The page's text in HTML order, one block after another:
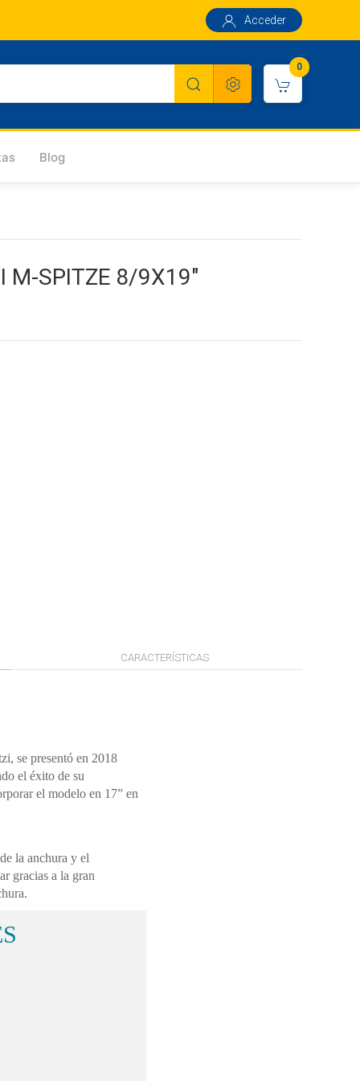
Acceder
0
Blog
M-SPITZE 8/9X19"
CARACTERÍSTICAS
se presentó en 2018
el éxito de su
el modelo en 17” en
la anchura y el
gracias a la gran